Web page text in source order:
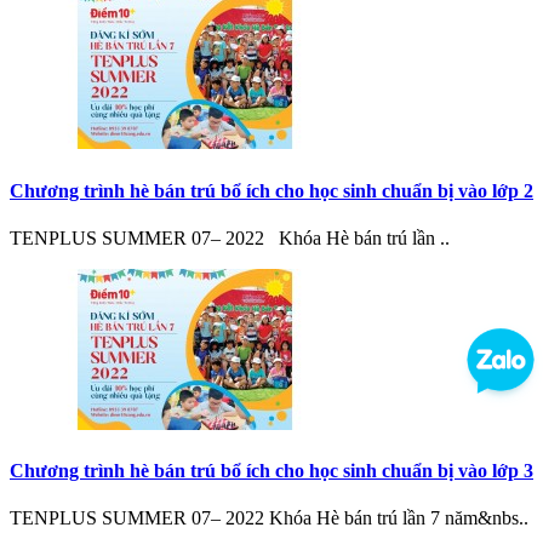
Chương trình hè bán trú bổ ích cho học sinh chuẩn bị vào lớp 2
TENPLUS SUMMER 07– 2022 Khóa Hè bán trú lần ..
Chương trình hè bán trú bổ ích cho học sinh chuẩn bị vào lớp 3
TENPLUS SUMMER 07– 2022 Khóa Hè bán trú lần 7 năm&nbs..